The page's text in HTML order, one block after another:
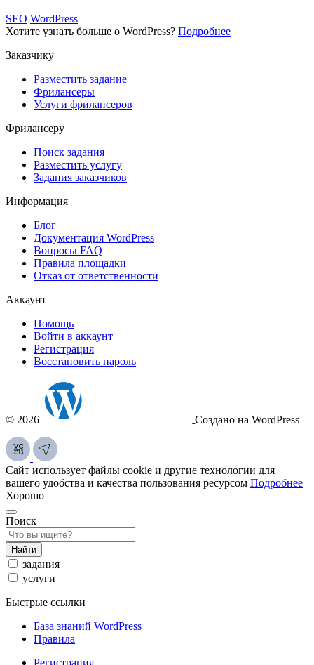
SEO WordPress
Хотите узнать больше о WordPress? Подробнее
Заказчику
Разместить задание
Фрилансеры
Услуги фрилансеров
Фрилансеру
Поиск задания
Разместить услугу
Задания заказчиков
Информация
Блог
Документация WordPress
Вопросы FAQ
Правила площадки
Отказ от ответственности
Аккаунт
Помощь
Войти в аккаунт
Регистрация
Восстановить пароль
© 2026 Создано на WordPress
Сайт использует файлы cookie и другие технологии для
вашего удобства и качества пользования ресурсом Подробнее
Хорошо
Поиск
Найти
задания
услуги
Быстрые ссылки
База знаний WordPress
Правила